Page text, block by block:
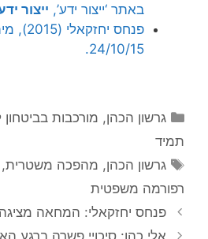
באתר ‘ייצור ידע’, ייצור
פנחס יחזקאלי (2015), מיתוג, ,
24/10/15.
קטגוריות
גרשון הכהן, מורכבות בביטחון
תמיד
תגיות
גרשון הכהן, מהפכה משטרית,
רפורמה משפטית
פנחס יחזקאלי: המחאה